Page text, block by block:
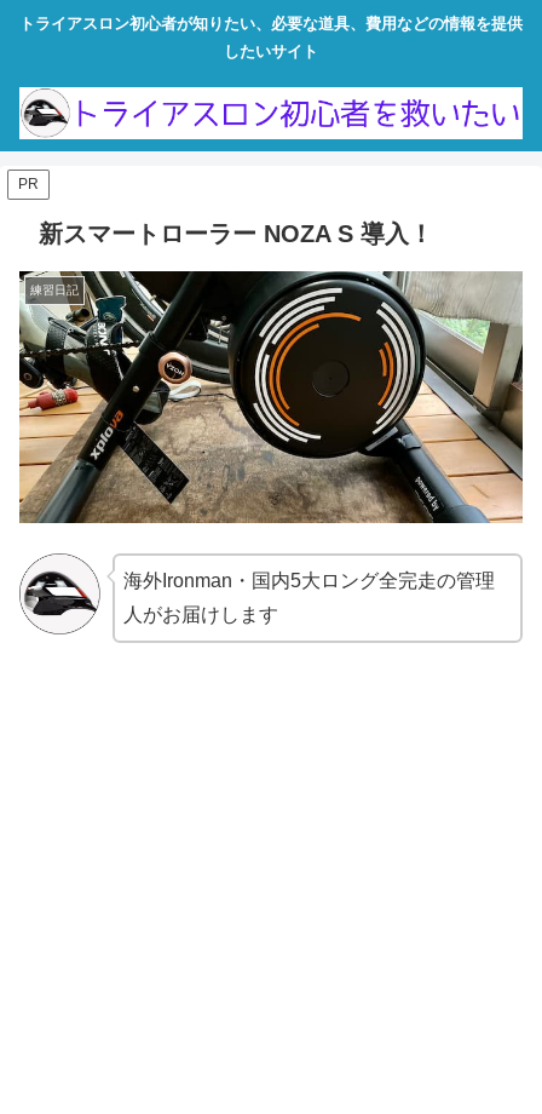
トライアスロン初心者が知りたい、必要な道具、費用などの情報を提供
したいサイト
PR
新スマートローラー NOZA S 導入！
練習日記
海外Ironman・国内5大ロング全完走の管理
人がお届けします